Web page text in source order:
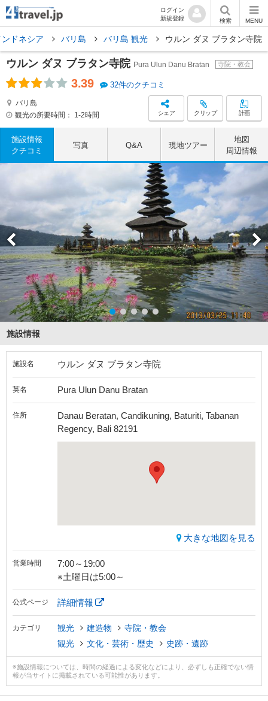
ログイン
新規登録
検索 MENU
ンドネシア バリ島 バリ島 観光 ウルン ダヌ ブラタン寺院
ウルン ダヌ ブラタン寺院 Pura Ulun Danu Bratan 寺院・教会
3.39 32件のクチコミ
バリ島
観光の所要時間：
1-2時間 シェア クリップ 計画
施設情報
クチコミ
写真 Q&A 現地ツアー
地図
周辺情報
施設情報
施設名 ウルン ダヌ ブラタン寺院
英名 Pura Ulun Danu Bratan
住所
Danau Beratan, Candikuning, Baturiti, Tabanan
Regency, Bali 82191
大きな地図を見る
営業時間
7:00～19:00
※土曜日は5:00～
公式ページ 詳細情報
カテゴリ 観光 建造物
寺院・教会
観光
文化・芸術・歴史 史跡・遺跡
※施設情報については、時間の経過による変化などにより、必ずしも正確でない情
報が当サイトに掲載されている可能性があります。